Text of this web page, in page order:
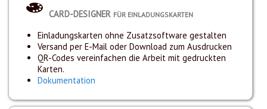
CARD-DESIGNER FÜR EINLADUNGSKARTEN
Einladungskarten ohne Zusatzsoftware gestalten
Versand per E-Mail oder Download zum Ausdrucken
QR-Codes vereinfachen die Arbeit mit gedruckten
Karten.
Dokumentation